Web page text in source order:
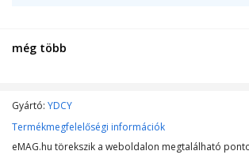
MŰSZAKI JELLEMZŐK
Lefedett felület
Légáramlás
még több
Gyártó: YDCY
Termékmegfelelőségi információk
eMAG.hu törekszik a weboldalon megtalálható